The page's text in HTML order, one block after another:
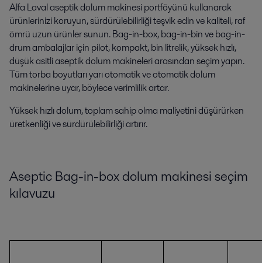
Alfa Laval aseptik dolum makinesi portföyünü kullanarak
ürünlerinizi koruyun, sürdürülebilirliği teşvik edin ve kaliteli, raf
ömrü uzun ürünler sunun. Bag-in-box, bag-in-bin ve bag-in-
drum ambalajlar için pilot, kompakt, bin litrelik, yüksek hızlı,
düşük asitli aseptik dolum makineleri arasından seçim yapın.
Tüm torba boyutları yarı otomatik ve otomatik dolum
makinelerine uyar, böylece verimlilik artar.
Yüksek hızlı dolum, toplam sahip olma maliyetini düşürürken
üretkenliği ve sürdürülebilirliği artırır.
Aseptic Bag-in-box dolum makinesi seçim
kılavuzu